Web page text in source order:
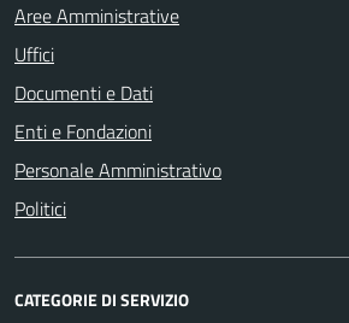
Aree Amministrative
Uffici
Documenti e Dati
Enti e Fondazioni
Personale Amministrativo
Politici
CATEGORIE DI SERVIZIO